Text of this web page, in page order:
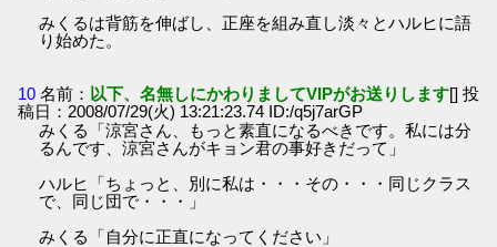
みくるは背筋を伸ばし、正座を組み直し淡々とハルヒに語
り始めた。
10 名前： 以下、名無しにかわりましてVIPがお送りします[] 投
稿日：2008/07/29(火) 13:21:23.74 ID:/q5j7arGP
みくる「涼宮さん、もっと素直になるべきです。私には分
るんです、涼宮さんがキョン君の事好きだって」
ハルヒ「ちょっと、別に私は・・・その・・・同じクラス
で、同じ団で・・・」
みくる「自分に正直になってください」